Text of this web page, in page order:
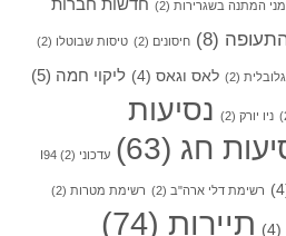
המתנה בשגרירות (2)
חדשות חברות
(8) חיסונים (2) טיסות שבוטלו (2)
(2) לאס וגאס (4) ליקוי חמה (5)
ניו יורק (2)
נסיעות
חג (63) עדכוני I94 (2)
רשימת דלי ארה"ב (2) רשימת מטרות (2)
(4) תיירות (74)